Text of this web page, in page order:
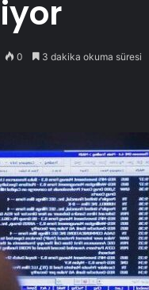
0 3 dakika okuma süresi